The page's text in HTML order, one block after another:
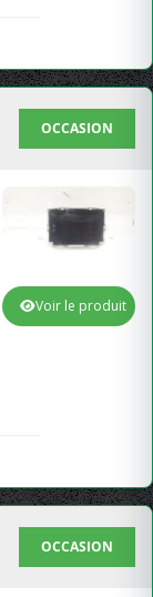
OCCASION
Voir le produit
OCCASION